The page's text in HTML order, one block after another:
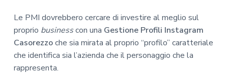
Le PMI dovrebbero cercare di investire al meglio sul
proprio businesscon una Gestione Profili Instagram
Casorezzoche sia mirata al proprio “profilo” caratteriale
che identifica sia l’azienda che il personaggio che la
rappresenta.